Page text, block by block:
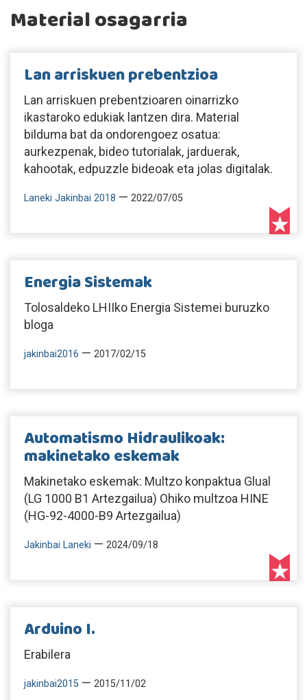
Material osagarria
Lan arriskuen prebentzioa
Lan arriskuen prebentzioaren oinarrizko
ikastaroko edukiak lantzen dira. Material
bilduma bat da ondorengoez osatua:
aurkezpenak, bideo tutorialak, jarduerak,
kahootak, edpuzzle bideoak eta jolas digitalak.
Laneki Jakinbai 2018 — 2022/07/05
Energia Sistemak
Tolosaldeko LHIIko Energia Sistemei buruzko
bloga
jakinbai2016 — 2017/02/15
Automatismo Hidraulikoak:
makinetako eskemak
Makinetako eskemak: Multzo konpaktua Glual
(LG 1000 B1 Artezgailua) Ohiko multzoa HINE
(HG-92-4000-B9 Artezgailua)
Jakinbai Laneki — 2024/09/18
Arduino I.
Erabilera
jakinbai2015 — 2015/11/02